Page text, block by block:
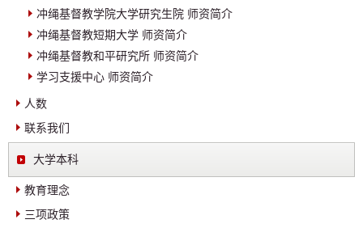
冲绳基督教学院大学研究生院 师资简介
冲绳基督教短期大学 师资简介
冲绳基督教和平研究所 师资简介
学习支援中心 师资简介
人数
联系我们
大学本科
教育理念
三项政策